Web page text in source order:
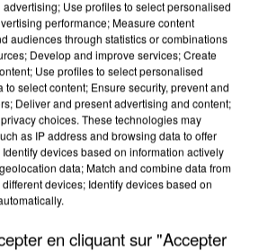
CANICULES, LES REFUGES
SONT...
Use profiles to select personalised
performance; Measure content
audiences through statistics or combinations
Develop and improve services; Create
Use profiles to select personalised
to select content; Ensure security, prevent and
Deliver and present advertising and content;
choices. These technologies may
as IP address and browsing data to offer
devices based on information actively
data; Match and combine data from
devices; Identify devices based on
en cliquant sur "Accepter